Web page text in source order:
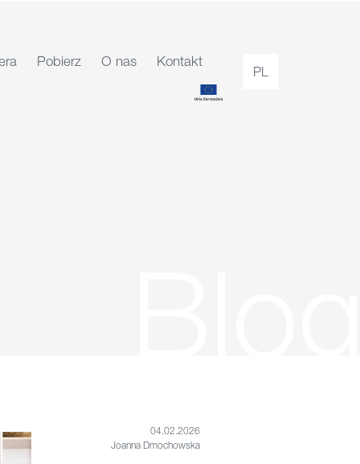
Pobierz O nas Kontakt
PL
04.02.2026
Joanna Dmochowska